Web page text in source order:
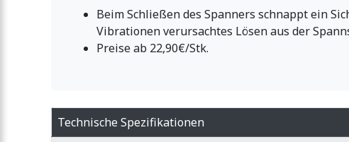
Beim Schließen des Spanners schnappt ein
Vibrationen verursachtes Lösen aus der
Preise ab 22,90€/Stk.
Technische Spezifikationen